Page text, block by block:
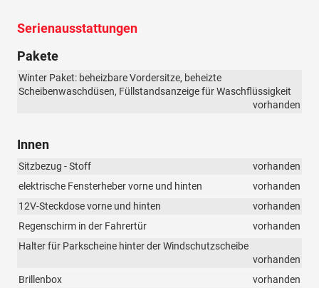
Serienausstattungen
Pakete
Winter Paket: beheizbare Vordersitze, beheizte
Scheibenwaschdüsen, Füllstandsanzeige für Waschflüssigkeit
vorhanden
Innen
Sitzbezug - Stoff
vorhanden
elektrische Fensterheber vorne und hinten
vorhanden
12V-Steckdose vorne und hinten
vorhanden
Regenschirm in der Fahrertür
vorhanden
Halter für Parkscheine hinter der Windschutzscheibe
vorhanden
Brillenbox
vorhanden